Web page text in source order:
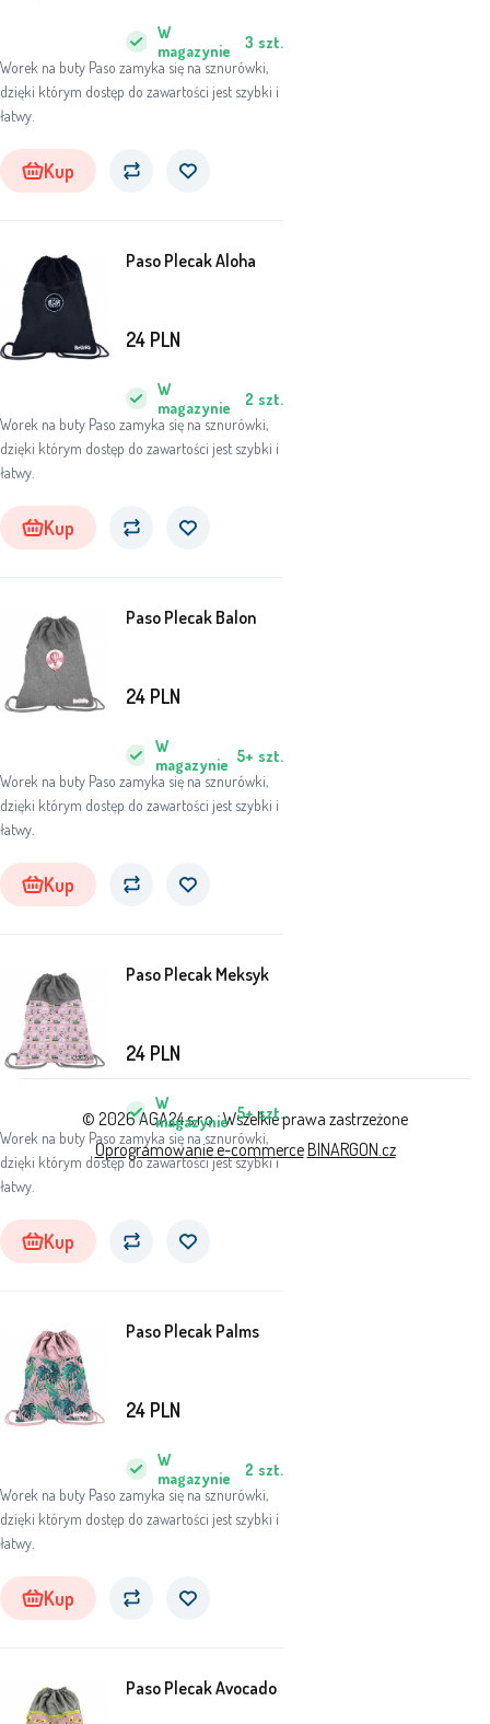
Worek na buty Paso zamyka się na sznurówki,
dzięki którym dostęp do zawartości jest szybki i
łatwy.
W
magazynie
3 szt.
Kup
Paso Plecak Aloha
Worek na buty Paso zamyka się na sznurówki,
dzięki którym dostęp do zawartości jest szybki i
łatwy.
W
magazynie
2 szt.
24 PLN
Kup
Paso Plecak Balon
Worek na buty Paso zamyka się na sznurówki,
dzięki którym dostęp do zawartości jest szybki i
łatwy.
W
magazynie 5+ szt.
24 PLN
Kup
Paso Plecak Meksyk
Worek na buty Paso zamyka się na sznurówki,
dzięki którym dostęp do zawartości jest szybki i
łatwy.
W
magazynie 5+ szt.
24 PLN
Kup
Paso Plecak Palms
Worek na buty Paso zamyka się na sznurówki,
dzięki którym dostęp do zawartości jest szybki i
łatwy.
W
magazynie
2 szt.
24 PLN
Kup
Paso Plecak Avocado
© 2026 AGA24 s.r.o., Wszelkie prawa zastrzeżone
Oprogramowanie e-commerceBINARGON.cz